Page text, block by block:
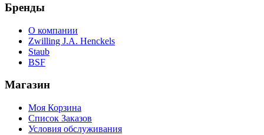
Бренды
О компании
Zwilling J.A. Henckels
Staub
BSF
Магазин
Моя Корзина
Список Заказов
Условия обслуживания